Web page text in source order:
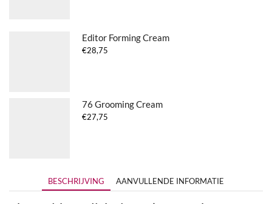
Editor Forming Cream
€28,75
76 Grooming Cream
€27,75
BESCHRIJVING AANVULLENDE INFORMATIE